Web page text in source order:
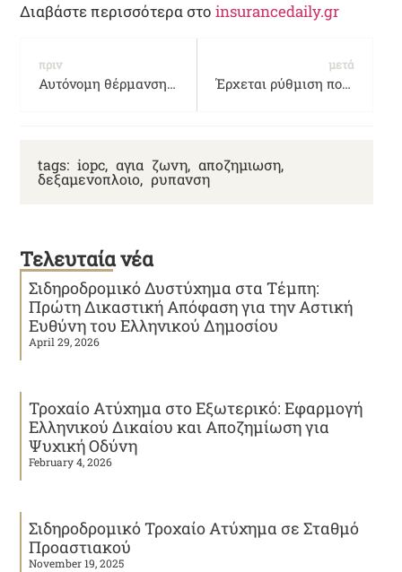
Διαβάστε περισσότερα στοinsurancedaily.gr
πριν
Αυτόνομη θέρμανση σε διαμέρισμα πολυκατοικίας: Τι αλλάζει
μετά
Έρχεται ρύθμιση που θα αφαιρεί για μεγάλο χρόνο διπλώματα οδήγησης σε μεθυσμένους οδηγούς
tags:iopc,αγια ζωνη,αποζημιωση,
δεξαμενοπλοιο, ρυπανση
Τελευταία νέα
Σιδηροδρομικό Δυστύχημα στα Τέμπη:
Πρώτη Δικαστική Απόφαση για την Αστική
Ευθύνη του Ελληνικού Δημοσίου
April 29, 2026
Τροχαίο Ατύχημα στο Εξωτερικό: Εφαρμογή
Ελληνικού Δικαίου και Αποζημίωση για
Ψυχική Οδύνη
February 4, 2026
Σιδηροδρομικό Τροχαίο Ατύχημα σε Σταθμό
Προαστιακού
November 19, 2025